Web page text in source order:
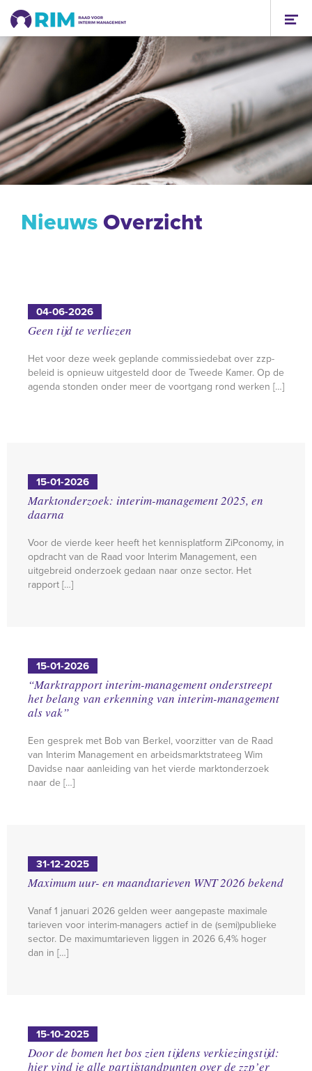
Nieuws Overzicht
04-06-2026
Geen tijd te verliezen
Het voor deze week geplande commissiedebat over zzp-
beleid is opnieuw uitgesteld door de Tweede Kamer. Op de
agenda stonden onder meer de voortgang rond werken […]
15-01-2026
Marktonderzoek: interim-management 2025, en
daarna
Voor de vierde keer heeft het kennisplatform ZiPconomy, in
opdracht van de Raad voor Interim Management, een
uitgebreid onderzoek gedaan naar onze sector. Het
rapport […]
15-01-2026
“Marktrapport interim-management onderstreept
het belang van erkenning van interim-management
als vak”
Een gesprek met Bob van Berkel, voorzitter van de Raad
van Interim Management en arbeidsmarktstrateeg Wim
Davidse naar aanleiding van het vierde marktonderzoek
naar de […]
31-12-2025
Maximum uur- en maandtarieven WNT 2026 bekend
Vanaf 1 januari 2026 gelden weer aangepaste maximale
tarieven voor interim-managers actief in de (semi)publieke
sector. De maximumtarieven liggen in 2026 6,4% hoger
dan in […]
15-10-2025
Door de bomen het bos zien tijdens verkiezingstijd:
hier vind je alle partijstandpunten over de zzp’er